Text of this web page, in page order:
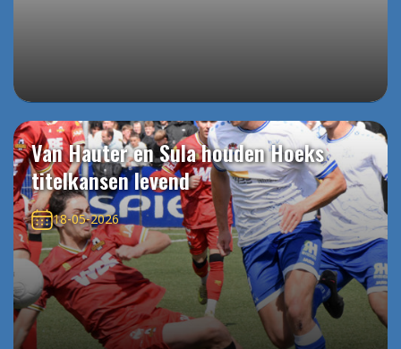
Van Hauter en Sula houden Hoeks
titelkansen levend
18-05-2026